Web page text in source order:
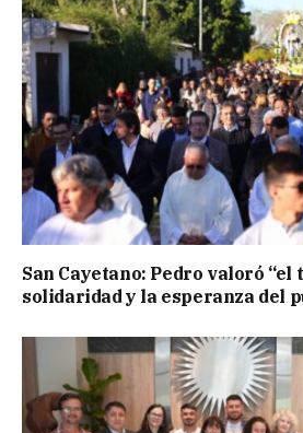
San Cayetano: Pedro valoró “el
solidaridad y la esperanza del